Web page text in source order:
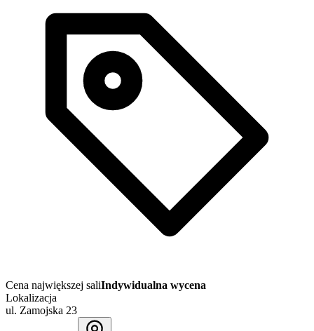
Cena największej saliIndywidualna wycena
Lokalizacja
ul. Zamojska 23